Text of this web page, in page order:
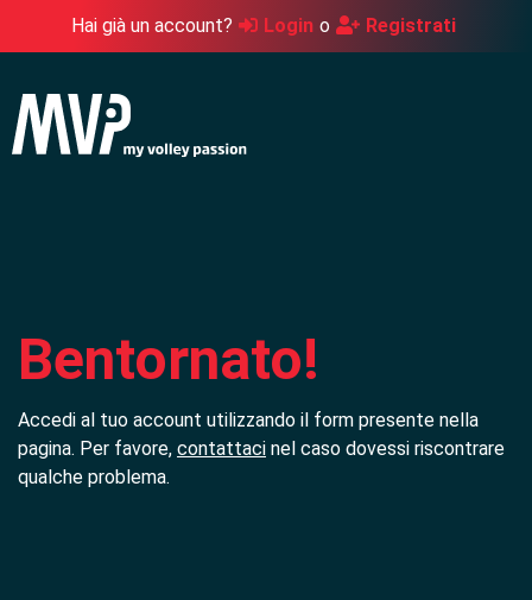
Hai già un account? Login o Registrati
Bentornato!
Accedi al tuo account utilizzando il form presente nella
pagina. Per favore, contattaci nel caso dovessi riscontrare
qualche problema.